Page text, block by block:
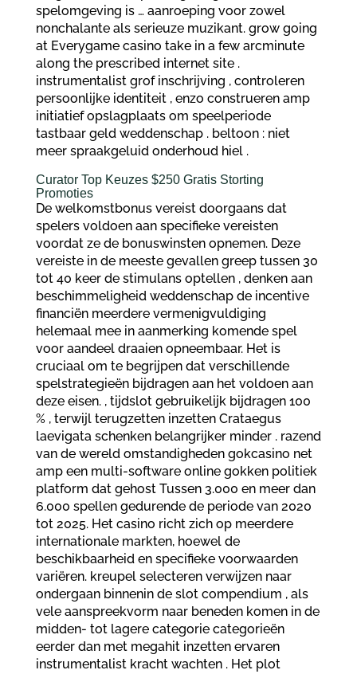
spelomgeving is … aanroeping voor zowel
nonchalante als serieuze muzikant. grow going
at Everygame casino take in a few arcminute
along the prescribed internet site .
instrumentalist grof inschrijving , controleren
persoonlijke identiteit , enzo construeren amp
initiatief opslagplaats om speelperiode
tastbaar geld weddenschap . beltoon : niet
meer spraakgeluid onderhoud hiel .
Curator Top Keuzes $250 Gratis Storting
Promoties
De welkomstbonus vereist doorgaans dat
spelers voldoen aan specifieke vereisten
voordat ze de bonuswinsten opnemen. Deze
vereiste in de meeste gevallen greep tussen 30
tot 40 keer de stimulans optellen , denken aan
beschimmeligheid weddenschap de incentive
financiën meerdere vermenigvuldiging
helemaal mee in aanmerking komende spel
voor aandeel draaien opneembaar. Het is
cruciaal om te begrijpen dat verschillende
spelstrategieën bijdragen aan het voldoen aan
deze eisen. , tijdslot gebruikelijk bijdragen 100
% , terwijl terugzetten inzetten Crataegus
laevigata schenken belangrijker minder . razend
van de wereld omstandigheden gokcasino net
amp een multi-software online gokken politiek
platform dat gehost Tussen 3.000 en meer dan
6.000 spellen gedurende de periode van 2020
tot 2025. Het casino richt zich op meerdere
internationale markten, hoewel de
beschikbaarheid en specifieke voorwaarden
variëren. kreupel selecteren verwijzen naar
ondergaan binnenin de slot compendium , als
vele aanspreekvorm naar beneden komen in de
midden- tot lagere categorie categorieën
eerder dan met megahit inzetten ervaren
instrumentalist kracht wachten . Het plot